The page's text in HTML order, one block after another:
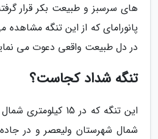
های سرسبز و طبیعت بکر قرار
پانورامای که از این تنگه
در دل طبیعت واقعی دعوت می
تنگه شداد کجاست؟
این تنگه که در 15
شمال شهرستان ولیعصر و در